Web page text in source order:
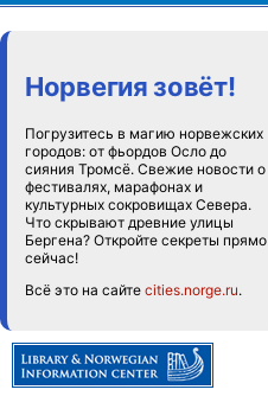
Норвегия зовёт!
Погрузитесь в магию норвежских
городов: от фьордов Осло до
сияния Тромсё. Свежие новости о
фестивалях, марафонах и
культурных сокровищах Севера.
Что скрывают древние улицы
Бергена? Откройте секреты прямо
сейчас!
Всё это на сайте cities.norge.ru.